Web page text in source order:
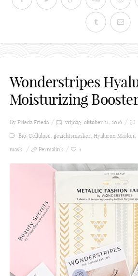
Wonderstripes
Moisturizing
By Frieda Frieda vrijdag, oktober 21, 2016
Bio-Cellulose, gezichtsmasker, Hyaluron Masker,
mask
Permalink 1